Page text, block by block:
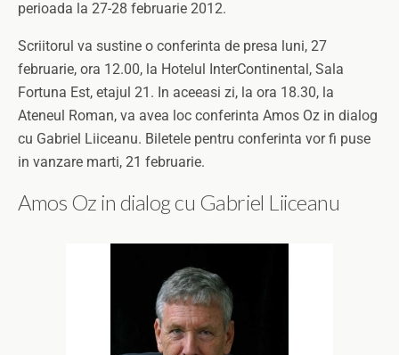
perioada la 27-28 februarie 2012.
Scriitorul va sustine o conferinta de presa luni, 27
februarie, ora 12.00, la Hotelul InterContinental, Sala
Fortuna Est, etajul 21. In aceeasi zi, la ora 18.30, la
Ateneul Roman, va avea loc conferinta Amos Oz in dialog
cu Gabriel Liiceanu. Biletele pentru conferinta vor fi puse
in vanzare marti, 21 februarie.
Amos Oz in dialog cu Gabriel Liiceanu